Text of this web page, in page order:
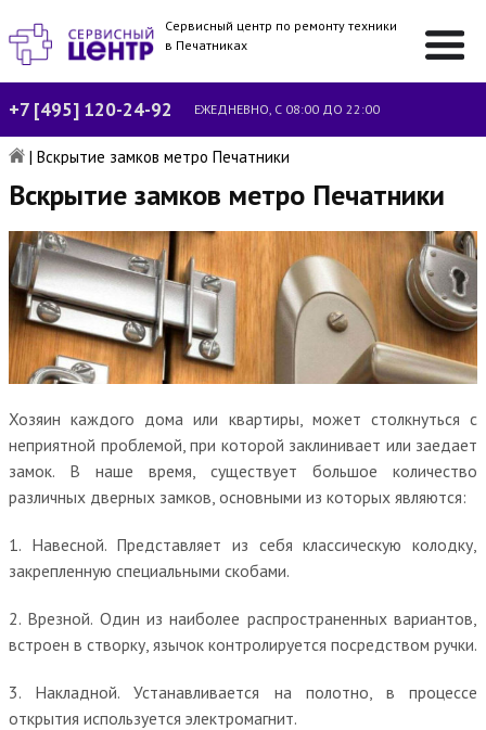
Сервисный центр по ремонту техники
в Печатниках
+7 [495] 120-24-92 ЕЖЕДНЕВНО, С 08:00 ДО 22:00
| Вскрытие замков метро Печатники
Вскрытие замков метро Печатники
Хозяин каждого дома или квартиры, может столкнуться с
неприятной проблемой, при которой заклинивает или заедает
замок. В наше время, существует большое количество
различных дверных замков, основными из которых являются:
1. Навесной. Представляет из себя классическую колодку,
закрепленную специальными скобами.
2. Врезной. Один из наиболее распространенных вариантов,
встроен в створку, язычок контролируется посредством ручки.
3. Накладной. Устанавливается на полотно, в процессе
открытия используется электромагнит.